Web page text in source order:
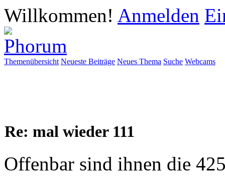
Willkommen! Anmelden
Themenübersicht Neueste Beiträge Neues Thema Suche Webcams
Re: mal wieder 111
Offenbar sind ihnen die